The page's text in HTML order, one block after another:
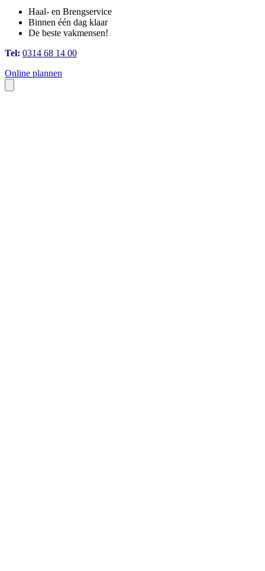
Haal- en Brengservice
Binnen één dag klaar
De beste vakmensen!
Tel: 0314 68 14 00
Online plannen